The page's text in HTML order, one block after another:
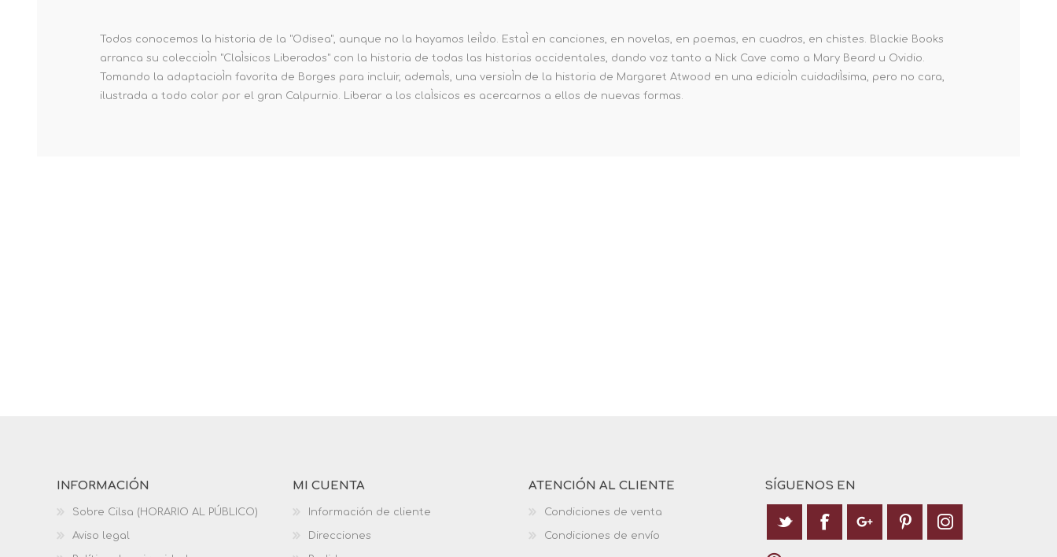
Todos conocemos la historia de la "Odisea", aunque no la hayamos leiÌdo. EstaÌ en canciones, en novelas, en poemas, en cuadros, en chistes. Blackie Books
arranca su coleccioÌn "ClaÌsicos Liberados" con la historia de todas las historias occidentales, dando voz tanto a Nick Cave como a Mary Beard u Ovidio.
Tomando la adaptacioÌn favorita de Borges para incluir, ademaÌs, una versioÌn de la historia de Margaret Atwood en una edicioÌn cuidadiÌsima, pero no cara,
ilustrada a todo color por el gran Calpurnio. Liberar a los claÌsicos es acercarnos a ellos de nuevas formas.
INFORMACIÓN
Sobre Cilsa (HORARIO AL PÚBLICO)
Aviso legal
MI CUENTA
Información de cliente
Direcciones
ATENCIÓN AL CLIENTE
Condiciones de venta
Condiciones de envío
SÍGUENOS EN